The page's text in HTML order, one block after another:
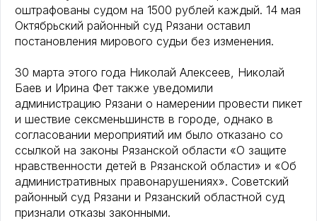
оштрафованы судом на 1500 рублей каждый. 14 мая
Октябрьский районный суд Рязани оставил
постановления мирового судьи без изменения.
30 марта этого года Николай Алексеев, Николай
Баев и Ирина Фет также уведомили
администрацию Рязани о намерении провести пикет
и шествие сексменьшинств в городе, однако в
согласовании мероприятий им было отказано со
ссылкой на законы Рязанской области «О защите
нравственности детей в Рязанской области» и «Об
административных правонарушениях». Советский
районный суд Рязани и Рязанский областной суд
признали отказы законными.